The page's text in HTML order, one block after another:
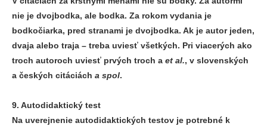
nie je dvojbodka, ale bodka. Za rokom vydania je
bodkočiarka, pred stranami je dvojbodka. Ak je autor jeden,
dvaja alebo traja – treba uviesť všetkých. Pri viacerých ako
troch autoroch uviesť prvých troch a et al., v slovenských
a českých citáciách a spol.
9. Autodidaktický test
Na uverejnenie autodidaktických testov je potrebné k